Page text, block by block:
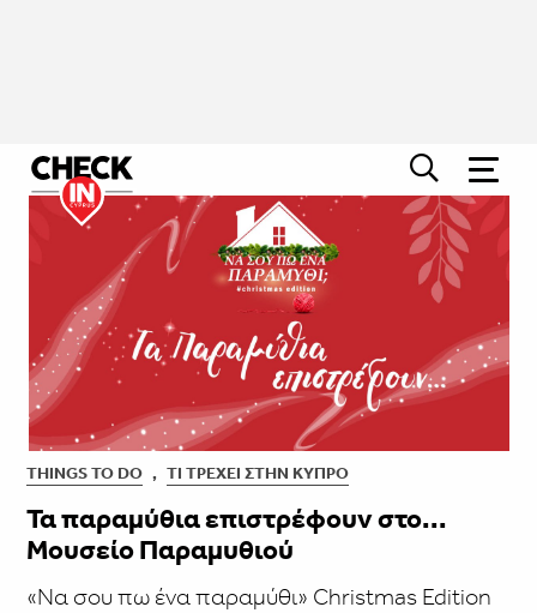
THINGS TO DO , ΤΙ ΤΡΈΧΕΙ ΣΤΗΝ ΚΎΠΡΟ
​​​​​​​Τα παραμύθια επιστρέφουν στο...
Μουσείο Παραμυθιού
«Να σου πω ένα παραμύθι» Christmas Edition